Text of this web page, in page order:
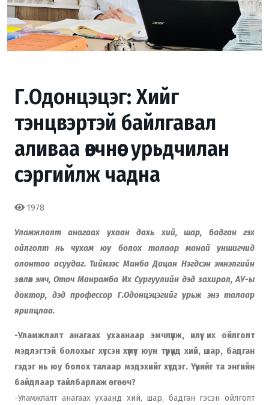
Г.Одонцэцэг: Хийг
тэнцвэртэй байлгавал
аливаа өвчнөөс урьдчилан
сэргийлж чадна
1978
Уламжлалт анагаах ухаан дахь хий, шар, бадган гэх
ойлголт нь чухам юу болох талаар манай уншигчид
олонтоо асуудаг. Тиймээс Манба Дацан Нэгдсэн эмнэлгийн
зөвлөх эмч, Оточ Манрамба Их Сургуулийн дэд захирал, АУ-ы
доктор, дэд профессор Г.Одонцэцэгийг урьж энэ талаар
ярилцлаа.
-Уламжлалт анагаах ухаанаар эмчлүүлж, илүү их ойлголт
мэдлэгтэй болохыг хүссэн хүмүүс юун түрүүнд хий, шар, бадган
гэдэг нь юу болох талаар мэдэхийг хүсдэг. Үүнийг та энгийн
байдлаар тайлбарлаж өгөөч?
-Уламжлалт анагаах ухаанд хий, шар, бадган гэсэн ойлголт